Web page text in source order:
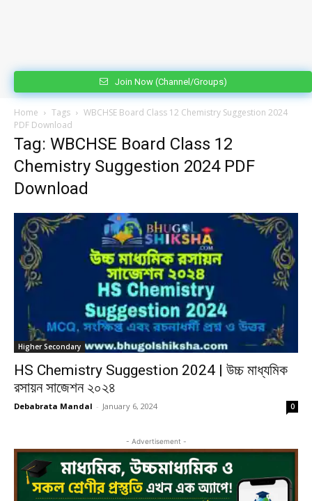
Join Now (Channel/Groups)
Home Tags
WBCHSE Board Class 12 Chemistry Suggestion 2024
PDF Download
Tag: WBCHSE Board Class 12
Chemistry Suggestion 2024 PDF
Download
Higher Secondary
HS Chemistry Suggestion 2024 | উচ্চ মাধ্যমিক
রসায়ন সাজেশন ২০২৪
Debabrata Mandal - January 6, 2024 0
- Advertisement -